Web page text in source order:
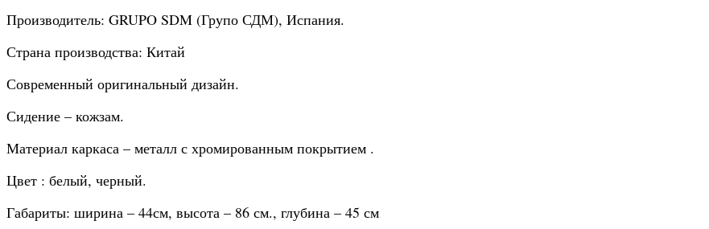
Производитель: GRUPO SDM (Групо СДМ), Испания.
Страна производства: Китай
Современный оригинальный дизайн.
Сидение – кожзам.
Материал каркаса – металл с хромированным покрытием .
Цвет : белый, черный.
Габариты: ширина – 44см, высота – 86 см., глубина – 45 см